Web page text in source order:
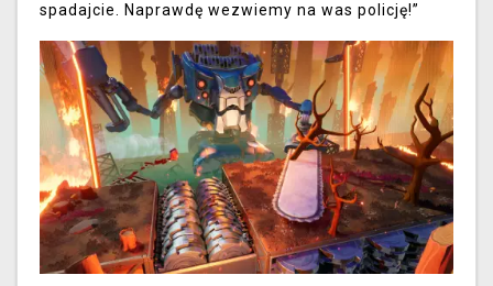
spadajcie. Naprawdę wezwiemy na was policję!”